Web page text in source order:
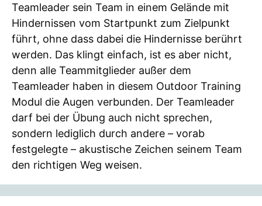
Teamleader sein Team in einem Gelände mit
Hindernissen vom Startpunkt zum Zielpunkt
führt, ohne dass dabei die Hindernisse berührt
werden. Das klingt einfach, ist es aber nicht,
denn alle Teammitglieder außer dem
Teamleader haben in diesem Outdoor Training
Modul die Augen verbunden. Der Teamleader
darf bei der Übung auch nicht sprechen,
sondern lediglich durch andere – vorab
festgelegte – akustische Zeichen seinem Team
den richtigen Weg weisen.